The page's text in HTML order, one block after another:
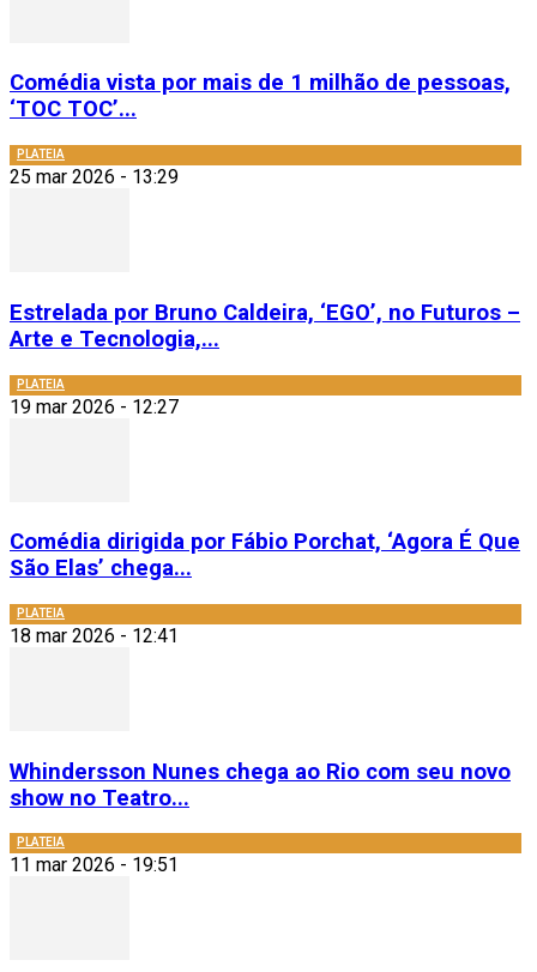
Comédia vista por mais de 1 milhão de pessoas,
‘TOC TOC’...
PLATEIA
25 mar 2026 - 13:29
Estrelada por Bruno Caldeira, ‘EGO’, no Futuros –
Arte e Tecnologia,...
PLATEIA
19 mar 2026 - 12:27
Comédia dirigida por Fábio Porchat, ‘Agora É Que
São Elas’ chega...
PLATEIA
18 mar 2026 - 12:41
Whindersson Nunes chega ao Rio com seu novo
show no Teatro...
PLATEIA
11 mar 2026 - 19:51